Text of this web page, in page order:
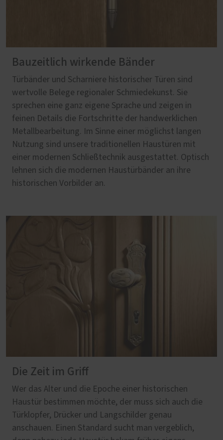
Bauzeitlich wirkende Bänder
Türbänder und Scharniere historischer Türen sind
wertvolle Belege regionaler Schmiedekunst. Sie
sprechen eine ganz eigene Sprache und zeigen in
feinen Details die Fortschritte der handwerklichen
Metallbearbeitung. Im Sinne einer möglichst langen
Nutzung sind unsere traditionellen Haustüren mit
einer modernen Schließtechnik ausgestattet. Optisch
lehnen sich die modernen Haustürbänder an ihre
historischen Vorbilder an.
Die Zeit im Griff
Wer das Alter und die Epoche einer historischen
Haustür bestimmen möchte, der muss sich auch die
Türklopfer, Drücker und Langschilder genau
anschauen. Einen Standard sucht man vergeblich,